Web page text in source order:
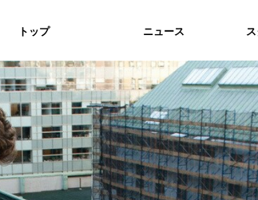
トップ ニュース